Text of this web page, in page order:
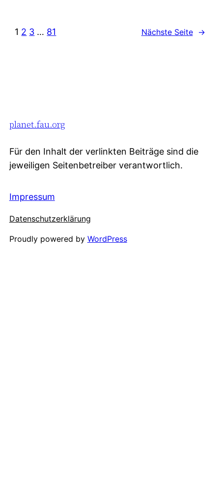
1 2 3 … 81 Nächste Seite →
planet.fau.org
Für den Inhalt der verlinkten Beiträge sind die
jeweiligen Seitenbetreiber verantwortlich.
Impressum
Datenschutzerklärung
Proudly powered by WordPress